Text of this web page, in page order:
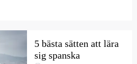
5 bästa sätten att lära
sig spanska